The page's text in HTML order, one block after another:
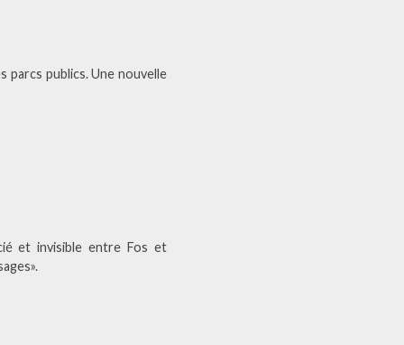
parcs publics. Une nouvelle
et invisible entre Fos et